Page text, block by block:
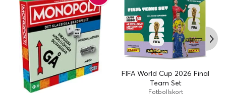
FIFA World Cup 2026 Final
Team Set
Fotbollskort